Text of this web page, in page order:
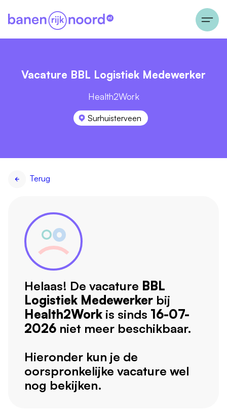
Vacature BBL Logistiek Medewerker
Health2Work
Surhuisterveen
Terug
Helaas! De vacature BBL
Logistiek Medewerker bij
Health2Work is sinds 16-07-
2026 niet meer beschikbaar.
Hieronder kun je de
oorspronkelijke vacature wel
nog bekijken.